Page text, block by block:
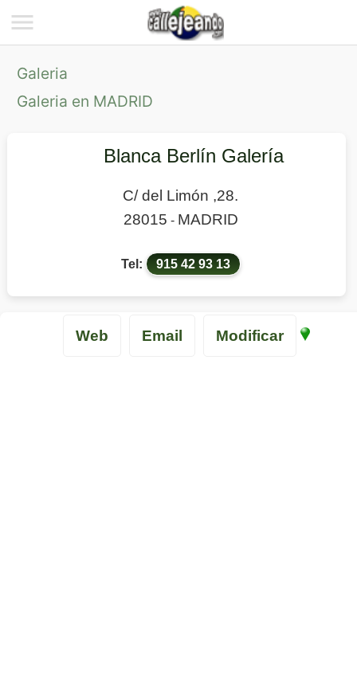
Galeria
Galeria en MADRID
Blanca Berlín Galería
C/ del Limón ,28.
28015 - MADRID
Tel: 915 42 93 13
Web Email Modificar